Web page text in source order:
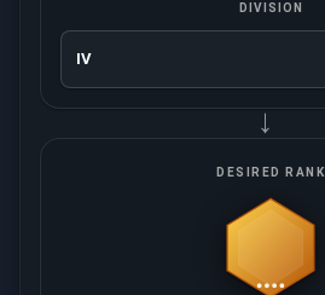
DIVISION
→
DESIRED RANK